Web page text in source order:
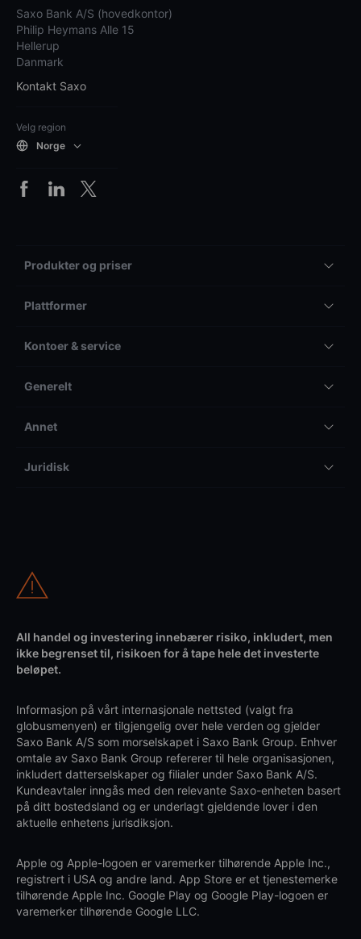
Saxo Bank A/S (hovedkontor)
Philip Heymans Alle 15
Hellerup
Danmark
Kontakt Saxo
Velg region
Norge
Produkter og priser
Plattformer
Kontoer & service
Generelt
Annet
Juridisk
All handel og investering innebærer risiko, inkludert, men
ikke begrenset til, risikoen for å tape hele det investerte
beløpet.
Informasjon på vårt internasjonale nettsted (valgt fra
globusmenyen) er tilgjengelig over hele verden og gjelder
Saxo Bank A/S som morselskapet i Saxo Bank Group. Enhver
omtale av Saxo Bank Group refererer til hele organisasjonen,
inkludert datterselskaper og filialer under Saxo Bank A/S.
Kundeavtaler inngås med den relevante Saxo-enheten basert
på ditt bostedsland og er underlagt gjeldende lover i den
aktuelle enhetens jurisdiksjon.
Apple og Apple-logoen er varemerker tilhørende Apple Inc.,
registrert i USA og andre land. App Store er et tjenestemerke
tilhørende Apple Inc. Google Play og Google Play-logoen er
varemerker tilhørende Google LLC.